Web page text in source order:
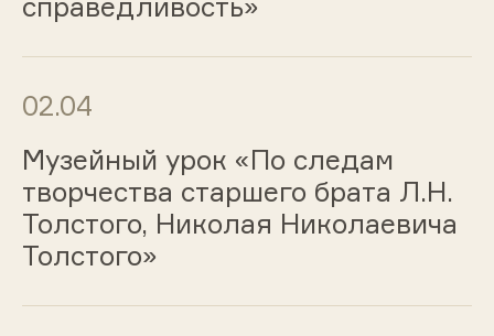
справедливость»
02.04
Музейный урок «По следам
творчества старшего брата Л.Н.
Толстого, Николая Николаевича
Толстого»